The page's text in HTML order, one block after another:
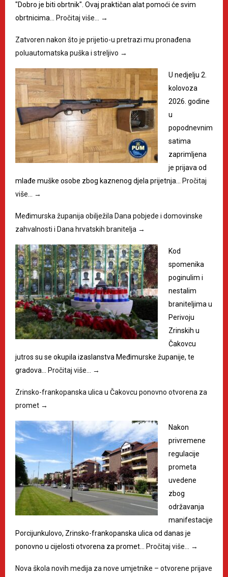
"Dobro je biti obrtnik". Ovaj praktičan alat pomoći će svim
obrtnicima…
Pročitaj više… →
Zatvoren nakon što je prijetio-u pretrazi mu pronađena
poluautomatska puška i streljivo →
U nedjelju 2.
kolovoza
2026. godine
u
popodnevnim
satima
zaprimljena
je prijava od
mlađe muške osobe zbog kaznenog djela prijetnja…
Pročitaj
više…
→
Međimurska županija obilježila Dana pobjede i domovinske
zahvalnosti i Dana hrvatskih branitelja →
Kod
spomenika
poginulim i
nestalim
braniteljima u
Perivoju
Zrinskih u
Čakovcu
jutros su se okupila izaslanstva Međimurske županije, te
gradova…
Pročitaj više… →
Zrinsko-frankopanska ulica u Čakovcu ponovno otvorena za
promet →
Nakon
privremene
regulacije
prometa
uvedene
zbog
održavanja
manifestacije
Porcijunkulovo, Zrinsko-frankopanska ulica od danas je
ponovno u cijelosti otvorena za promet…
Pročitaj više… →
Nova škola novih medija za nove umjetnike – otvorene prijave